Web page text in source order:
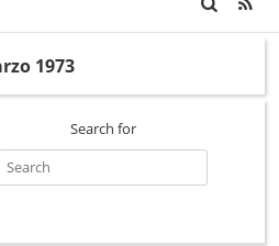
1973
Search for